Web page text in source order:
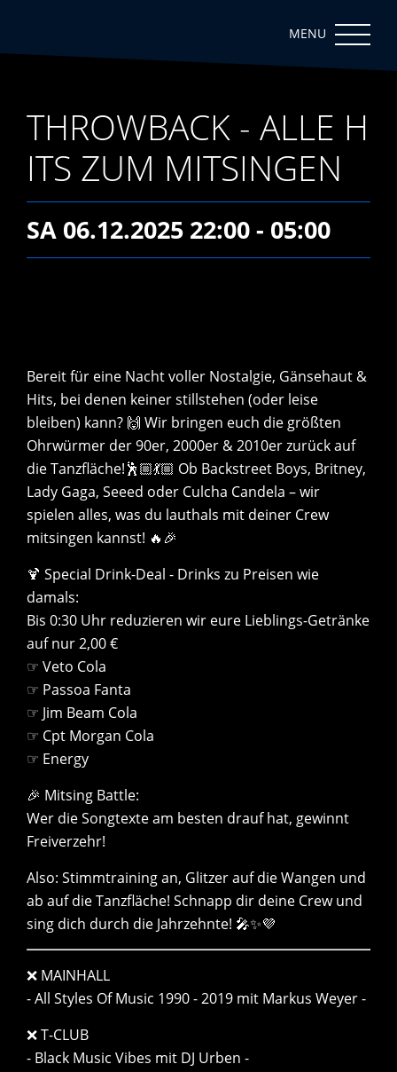
THROWBACK - ALLE H
ITS ZUM MITSINGEN
SA 06.12.2025 22:00 - 05:00
Bereit für eine Nacht voller Nostalgie, Gänsehaut &
Hits, bei denen keiner stillstehen (oder leise
bleiben) kann? 🙌 Wir bringen euch die größten
Ohrwürmer der 90er, 2000er & 2010er zurück auf
die Tanzfläche!🕺🏼💃🏼 Ob Backstreet Boys, Britney,
Lady Gaga, Seeed oder Culcha Candela – wir
spielen alles, was du lauthals mit deiner Crew
mitsingen kannst! 🔥🎉
🍹 Special Drink-Deal - Drinks zu Preisen wie
damals:
Bis 0:30 Uhr reduzieren wir eure Lieblings-Getränke
auf nur 2,00 €
☞ Veto Cola
☞ Passoa Fanta
☞ Jim Beam Cola
☞ Cpt Morgan Cola
☞ Energy
🎉 Mitsing Battle:
Wer die Songtexte am besten drauf hat, gewinnt
Freiverzehr!
Also: Stimmtraining an, Glitzer auf die Wangen und
ab auf die Tanzfläche! Schnapp dir deine Crew und
sing dich durch die Jahrzehnte! 🎤✨💜
❌ MAINHALL
- All Styles Of Music 1990 - 2019 mit Markus Weyer -
❌ T-CLUB
- Black Music Vibes mit DJ Urben -